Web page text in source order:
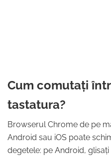
Cum comutați
tastatura?
Browserul Chrome de pe
Android sau iOS poate
degetele: pe Android,